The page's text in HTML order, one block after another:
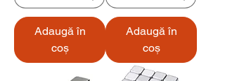
Adaugă în
coș
Adaugă în
coș